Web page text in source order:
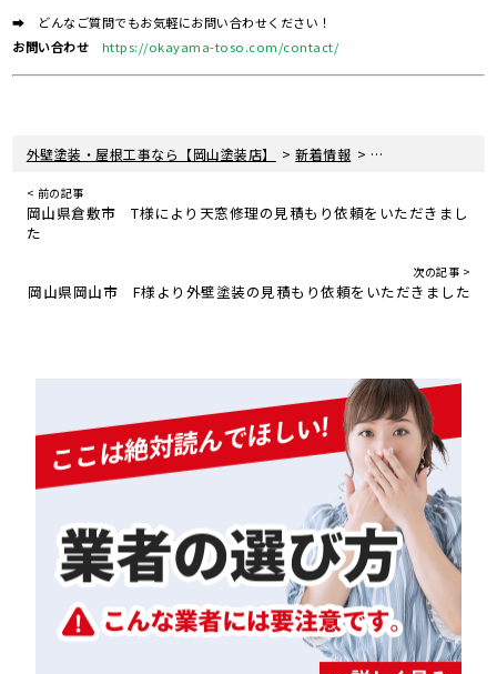
➡ どんなご質問でもお気軽にお問い合わせください！
お問い合わせ
https://okayama-toso.com/contact/
外壁塗装・屋根工事なら【岡山塗装店】 >新着情報 > 岡山県倉敷市 K様
< 前の記事
岡山県倉敷市 T様により天窓修理の見積もり依頼をいただきまし
た
次の記事 >
岡山県岡山市 F様より外壁塗装の見積もり依頼をいただきました